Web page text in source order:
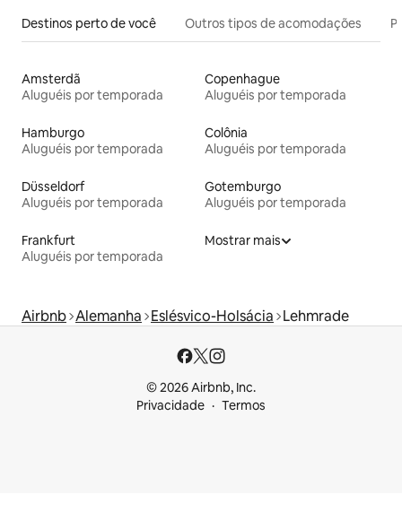
Destinos perto de você Outros tipos de acomodações
Amsterdã
Aluguéis por temporada
Copenhague
Aluguéis por temporada
Hamburgo
Aluguéis por temporada
Colônia
Aluguéis por temporada
Düsseldorf
Aluguéis por temporada
Gotemburgo
Aluguéis por temporada
Frankfurt
Aluguéis por temporada
Mostrar mais
Airbnb Alemanha Eslésvico-Holsácia Lehmrade
© 2026 Airbnb, Inc.
Privacidade
Termos